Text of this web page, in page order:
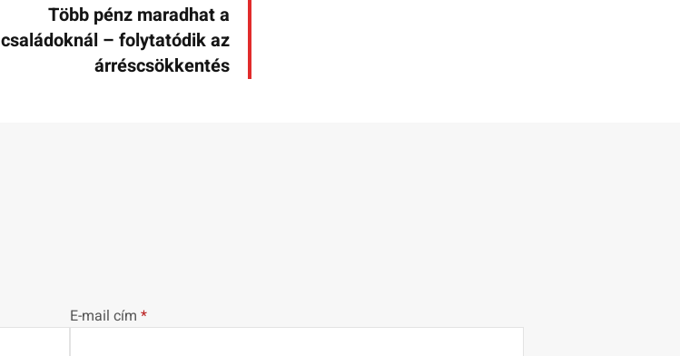
Több pénz maradhat a
családoknál – folytatódik az
árréscsökkentés
E-mail cím *